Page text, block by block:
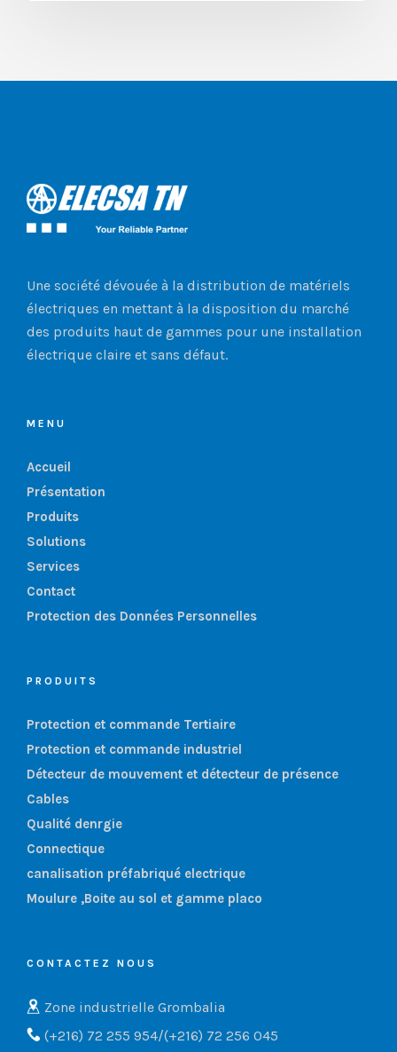
Une société dévouée à la distribution de matériels
électriques en mettant à la disposition du marché
des produits haut de gammes pour une installation
électrique claire et sans défaut.
MENU
Accueil
Présentation
Produits
Solutions
Services
Contact
Protection des Données Personnelles
PRODUITS
Protection et commande Tertiaire
Protection et commande industriel
Détecteur de mouvement et détecteur de présence
Cables
Qualité denrgie
Connectique
canalisation préfabriqué electrique
Moulure ,Boite au sol et gamme placo
CONTACTEZ NOUS
Zone industrielle Grombalia
(+216) 72 255 954/(+216) 72 256 045